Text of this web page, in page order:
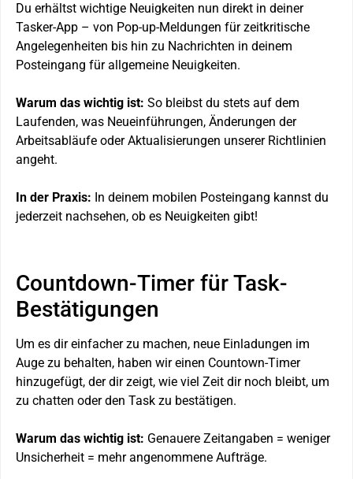
Du erhältst wichtige Neuigkeiten nun direkt in deiner
Tasker-App – von Pop-up-Meldungen für zeitkritische
Angelegenheiten bis hin zu Nachrichten in deinem
Posteingang für allgemeine Neuigkeiten.
Warum das wichtig ist: So bleibst du stets auf dem
Laufenden, was Neueinführungen, Änderungen der
Arbeitsabläufe oder Aktualisierungen unserer Richtlinien
angeht.
In der Praxis: In deinem mobilen Posteingang kannst du
jederzeit nachsehen, ob es Neuigkeiten gibt!
Countdown-Timer für Task-
Bestätigungen
Um es dir einfacher zu machen, neue Einladungen im
Auge zu behalten, haben wir einen Countown-Timer
hinzugefügt, der dir zeigt, wie viel Zeit dir noch bleibt, um
zu chatten oder den Task zu bestätigen.
Warum das wichtig ist: Genauere Zeitangaben = weniger
Unsicherheit = mehr angenommene Aufträge.